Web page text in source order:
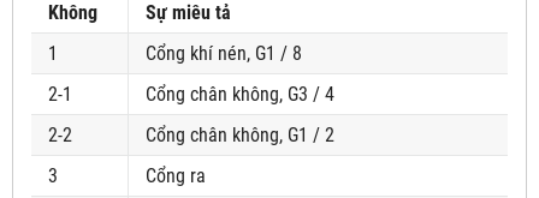
Không
Sự miêu tả
1
Cổng khí nén, G1 / 8
2-1
Cổng chân không, G3 / 4
2-2
Cổng chân không, G1 / 2
3
Cổng ra